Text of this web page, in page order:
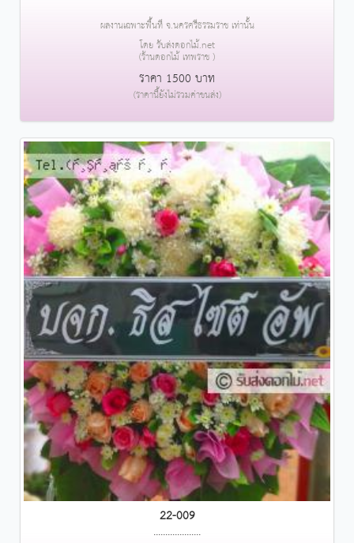
ผลงานเฉพาะพื้นที่ จ.นครศรีธรรมราช เท่านั้น
โดย รับส่งดอกไม้.net
(ร้านดอกไม้ เทพราช )
ราคา 1500 บาท
(ราคานี้ยังไม่รวมค่าขนส่ง)
22-009
....................